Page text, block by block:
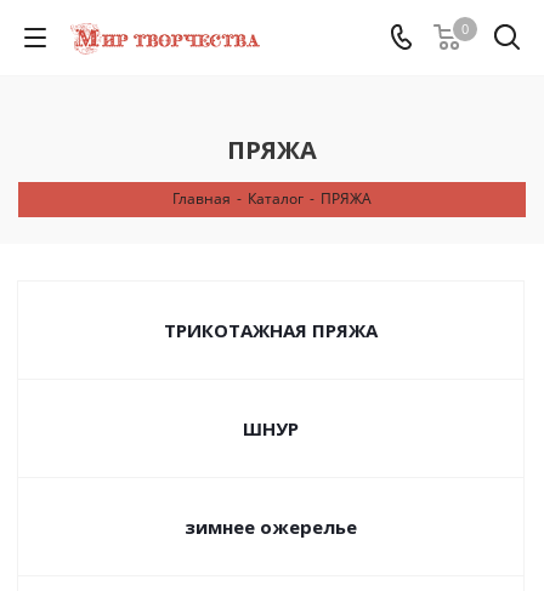
0
ПРЯЖА
Главная - Каталог - ПРЯЖА
ТРИКОТАЖНАЯ ПРЯЖА
ШНУР
зимнее ожерелье